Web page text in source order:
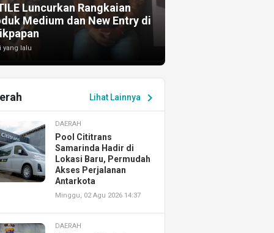
Luncurkan Rangkaian
Medium dan New Entry di
yang lalu
Lihat Lainnya chevron_right
DAERAH
Pool Cititrans
Samarinda Hadir di
Lokasi Baru, Permudah
Akses Perjalanan
Antarkota
Minggu, 02 Agu 2026 14:37
DAERAH